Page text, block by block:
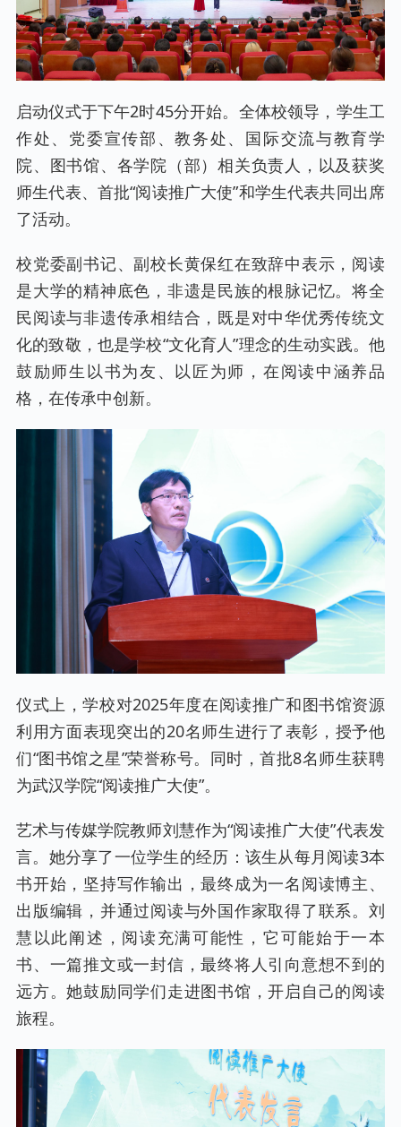
启动仪式于下午2时45分开始。全体校领导，学生工
作处、党委宣传部、教务处、国际交流与教育学
院、图书馆、各学院（部）相关负责人，以及获奖
师生代表、首批“阅读推广大使”和学生代表共同出席
了活动。
校党委副书记、副校长黄保红在致辞中表示，阅读
是大学的精神底色，非遗是民族的根脉记忆。将全
民阅读与非遗传承相结合，既是对中华优秀传统文
化的致敬，也是学校“文化育人”理念的生动实践。他
鼓励师生以书为友、以匠为师，在阅读中涵养品
格，在传承中创新。
仪式上，学校对2025年度在阅读推广和图书馆资源
利用方面表现突出的20名师生进行了表彰，授予他
们“图书馆之星”荣誉称号。同时，首批8名师生获聘
为武汉学院“阅读推广大使”。
艺术与传媒学院教师刘慧作为“阅读推广大使”代表发
言。她分享了一位学生的经历：该生从每月阅读3本
书开始，坚持写作输出，最终成为一名阅读博主、
出版编辑，并通过阅读与外国作家取得了联系。刘
慧以此阐述，阅读充满可能性，它可能始于一本
书、一篇推文或一封信，最终将人引向意想不到的
远方。她鼓励同学们走进图书馆，开启自己的阅读
旅程。